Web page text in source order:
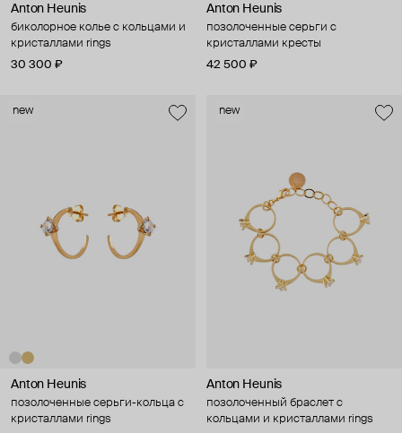
Anton Heunis
биколорное колье с кольцами и
кристаллами rings
30 300 ₽
Anton Heunis
позолоченные серьги с
кристаллами кресты
42 500 ₽
new
Anton Heunis
позолоченные серьги-кольца с
кристаллами rings
new
Anton Heunis
позолоченный браслет с
кольцами и кристаллами rings